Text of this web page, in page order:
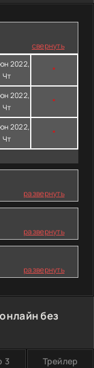
свернуть
2022,
Чт
*
2022,
Чт
*
2022,
Чт
*
развернуть
развернуть
развернуть
без
3 Трейлер